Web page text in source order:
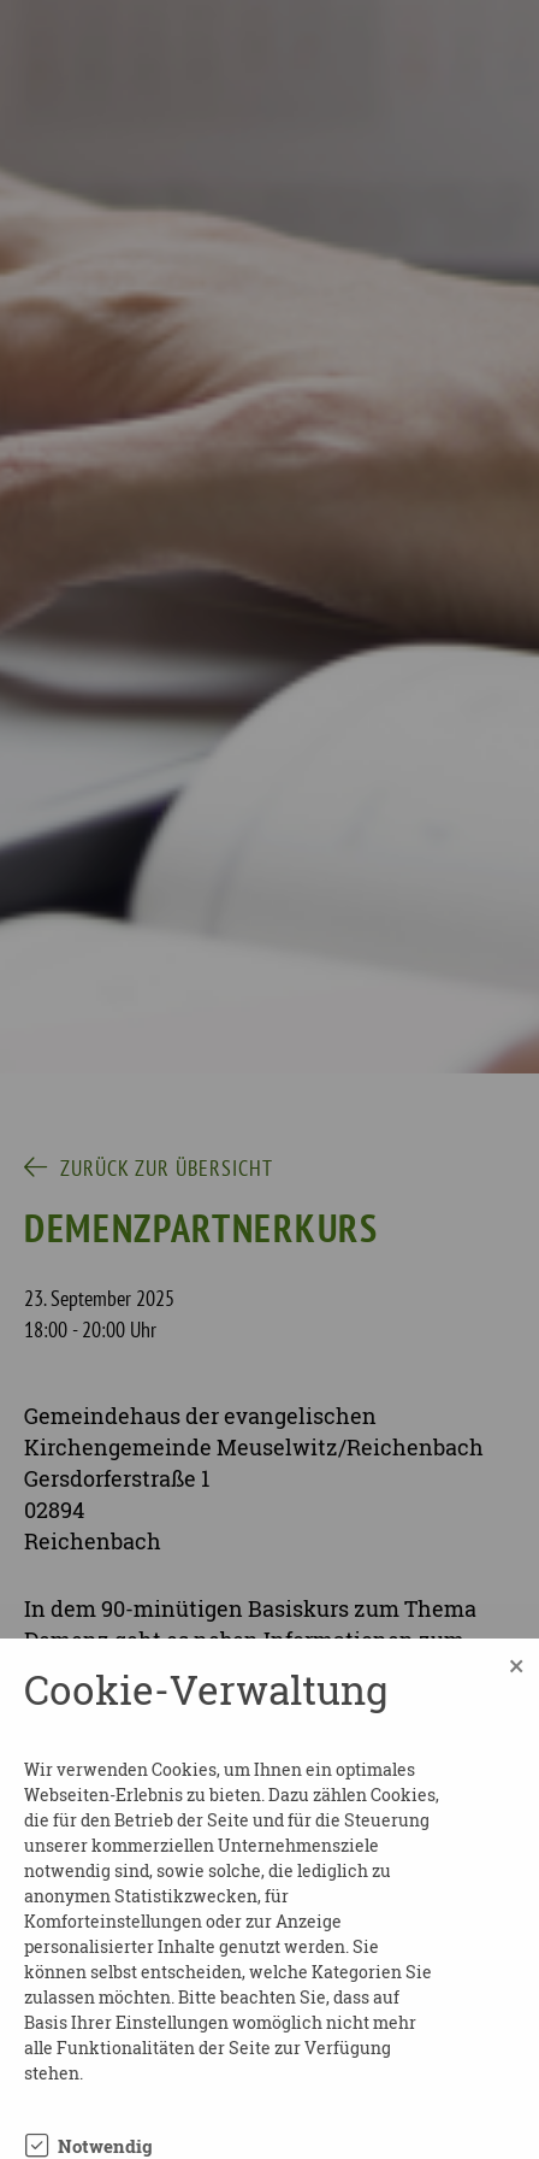
ZURÜCK ZUR ÜBERSICHT
DEMENZPARTNERKURS
23. September 2025
18:00 - 20:00 Uhr
Gemeindehaus der evangelischen
Kirchengemeinde Meuselwitz/Reichenbach
Gersdorferstraße 1
02894
Reichenbach
In dem 90-minütigen Basiskurs zum Thema
Demenz geht es neben Informationen zum
Krankheitsbild auch um Tipps zum Umgang
mit Menschen mit Demenz. Neben dem
Selbsthilfegruppe für Angehörige Menschen
mit Demenz vor.
Beginn und Dauer: am 23.09.25 von 18:00 bis
20:00 Uhr
Wo: Gemeindehaus der evangelischen
Kirchengemeinde Meuselwitz/Reichenbach
Kosten: frei
Anmeldung ist nicht erforderlich
(baerbelschuster1@gmx.de
Cookie-Verwaltung ×
Wir verwenden Cookies, um Ihnen ein optimales
Webseiten-Erlebnis zu bieten. Dazu zählen Cookies,
die für den Betrieb der Seite und für die Steuerung
unserer kommerziellen Unternehmensziele
notwendig sind, sowie solche, die lediglich zu
anonymen Statistikzwecken, für
Komforteinstellungen oder zur Anzeige
personalisierter Inhalte genutzt werden. Sie
können selbst entscheiden, welche Kategorien Sie
zulassen möchten. Bitte beachten Sie, dass auf
Basis Ihrer Einstellungen womöglich nicht mehr
alle Funktionalitäten der Seite zur Verfügung
stehen.
Notwendig